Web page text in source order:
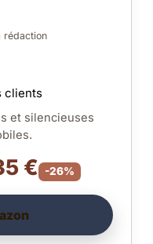
rédaction
clients
et silencieuses
€ -26%